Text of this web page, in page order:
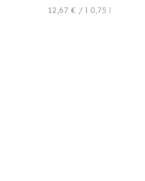
12,67 € / l 0,75 l